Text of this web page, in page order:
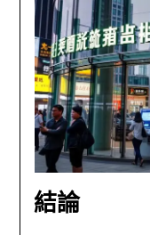
結論